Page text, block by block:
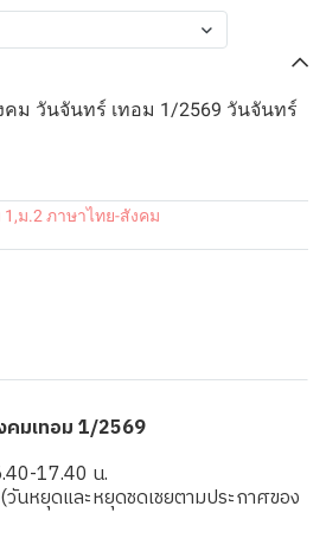
ม วันจันทร์ เทอม 1/2569 วันจันทร์
,ม.2 ภาษาไทย-สังคม
คมเทอม 1/2569
17.40 น.
นหยุดและหยุดชดเชยตามประกาศของ